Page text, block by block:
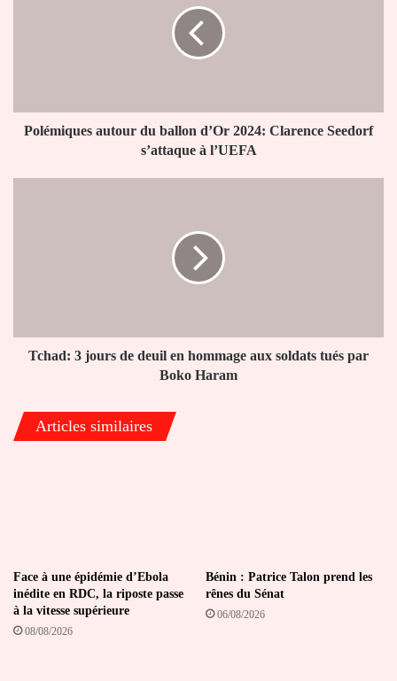
s’attaque
Polémiques autour du ballon d’Or 2024: Clarence Seedorf
s’attaque à l’UEFA
soldats
tués
Haram
Tchad: 3 jours de deuil en hommage aux soldats tués par
Boko Haram
Articles similaires
Face à une épidémie d’Ebola
inédite en RDC, la riposte passe
à la vitesse supérieure
08/08/2026
Bénin : Patrice Talon prend les
rênes du Sénat
06/08/2026